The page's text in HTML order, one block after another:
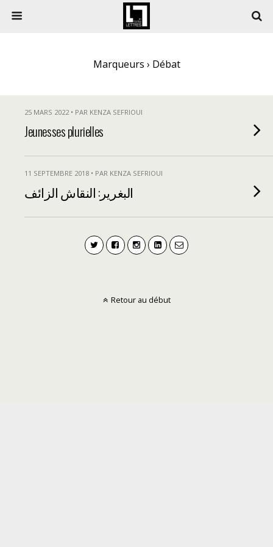
Marqueurs › Débat
25 MARS 2022 • PAR KENZA SEFRIOUI
Jeunesses plurielles
11 SEPTEMBRE 2018 • PAR KENZA SEFRIOUI
البغرير: النقاش الزائف
Retour au début